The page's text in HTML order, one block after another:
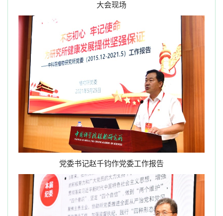
大会现场
党委书记赵千钧作党委工作报告